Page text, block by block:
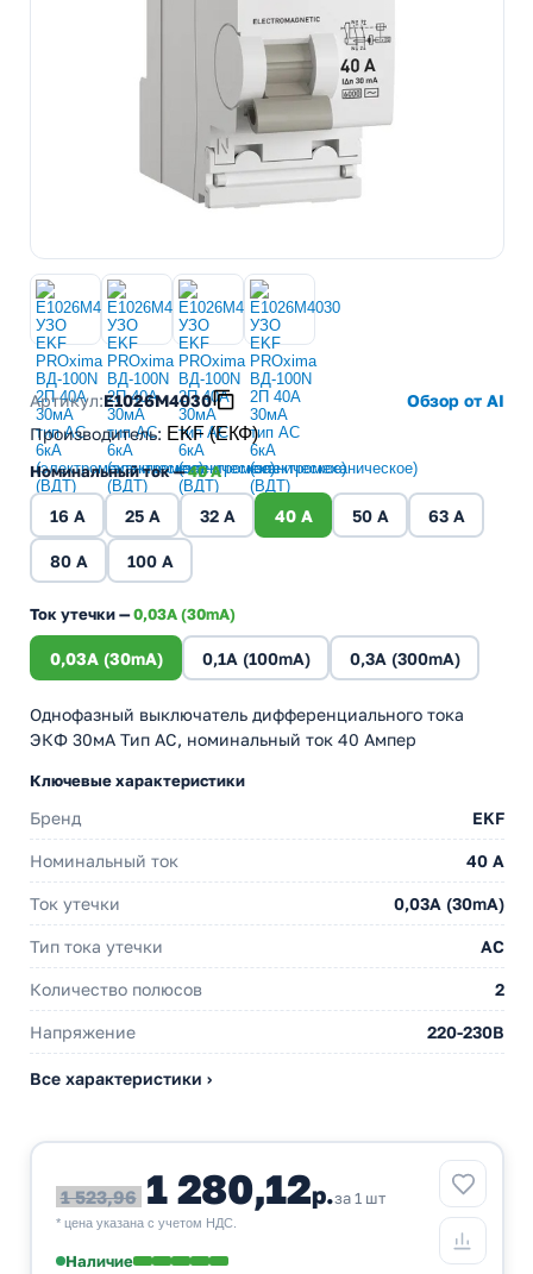
Артикул:E1026M4030
Обзор от AI
Производитель: EKF (ЕКФ)
Номинальный ток —40 A
16 A 25 A 32 A 40 A 50 A 63 A
80 A 100 A
Ток утечки —0,03A (30mA)
0,03A (30mA) 0,1A (100mA) 0,3A (300mA)
Однофазный выключатель дифференциального тока
ЭКФ 30мА Тип АC, номинальный ток 40 Ампер
Ключевые характеристики
Бренд EKF
Номинальный ток 40 A
Ток утечки 0,03A (30mA)
Тип тока утечки AC
Количество полюсов 2
Напряжение 220-230В
Все характеристики ›
1 523,96 1 280,12р.за 1 шт
* цена указана с учетом НДС.
Наличие